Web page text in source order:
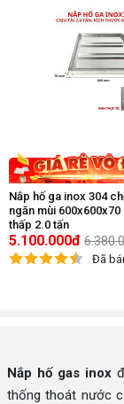
Nắp hố ga inox 304
ngăn mùi
thấp 2.0 tấn
5.100.000đ
Đã
Nắp hố gas inox
thống thoát nước